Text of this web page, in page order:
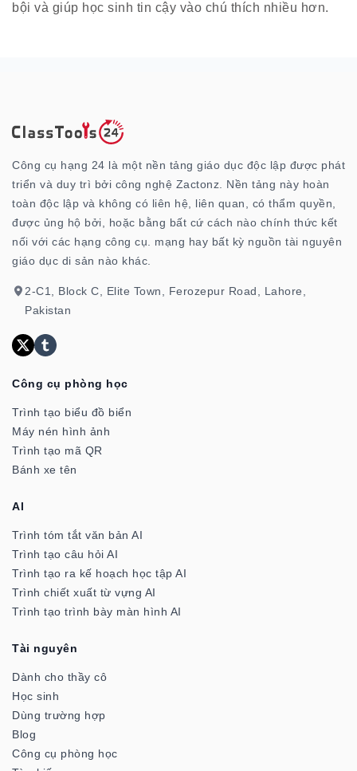
bội và giúp học sinh tin cậy vào chú thích nhiều hơn.
Công cụ hạng 24 là một nền tảng giáo dục độc lập được phát
triển và duy trì bởi công nghệ Zactonz. Nền tảng này hoàn
toàn độc lập và không có liên hệ, liên quan, có thẩm quyền,
được ủng hộ bởi, hoặc bằng bất cứ cách nào chính thức kết
nối với các hạng công cụ. mạng hay bất kỳ nguồn tài nguyên
giáo dục di sản nào khác.
2-C1, Block C, Elite Town, Ferozepur Road, Lahore,
Pakistan
Công cụ phòng học
Trình tạo biểu đồ biển
Máy nén hình ảnh
Trình tạo mã QR
Bánh xe tên
Al
Trình tóm tắt văn bản AI
Trình tạo câu hỏi AI
Trình tạo ra kế hoạch học tập AI
Trình chiết xuất từ vựng AI
Trình tạo trình bày màn hình AI
Tài nguyên
Dành cho thầy cô
Học sinh
Dùng trường hợp
Blog
Công cụ phòng học